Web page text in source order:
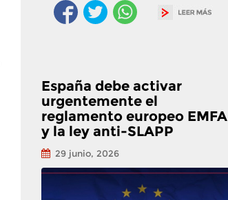
España debe activar
urgentemente el
reglamento europeo EMFA
y la ley anti-SLAPP
29 junio, 2026